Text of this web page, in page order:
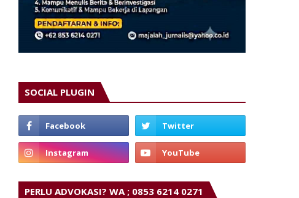
SOCIAL PLUGIN
PERLU ADVOKASI? WA ; 0853 6214 0271